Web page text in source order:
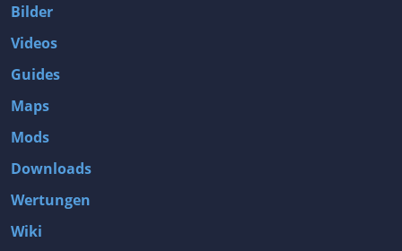
Bilder
Videos
Guides
Maps
Mods
Downloads
Wertungen
Wiki